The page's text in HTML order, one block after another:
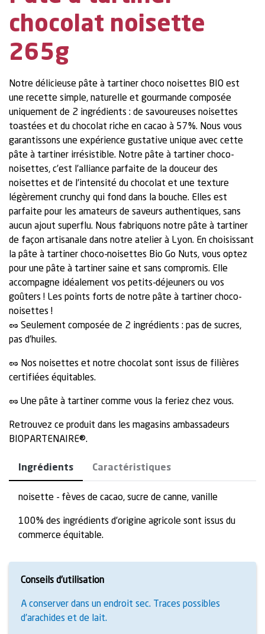
chocolat noisette
265g
Notre délicieuse pâte à tartiner choco noisettes BIO est
une recette simple, naturelle et gourmande composée
uniquement de 2 ingrédients : de savoureuses noisettes
toastées et du chocolat riche en cacao à 57%. Nous vous
garantissons une expérience gustative unique avec cette
pâte à tartiner irrésistible. Notre pâte à tartiner choco-
noisettes, c’est l’alliance parfaite de la douceur des
noisettes et de l'intensité du chocolat et une texture
légèrement crunchy qui fond dans la bouche. Elles est
parfaite pour les amateurs de saveurs authentiques, sans
aucun ajout superflu. Nous fabriquons notre pâte à tartiner
de façon artisanale dans notre atelier à Lyon. En choisissant
la pâte à tartiner choco-noisettes Bio Go Nuts, vous optez
pour une pâte à tartiner saine et sans compromis. Elle
accompagne idéalement vos petits-déjeuners ou vos
goûters ! Les points forts de notre pâte à tartiner choco-
noisettes !
🥜 Seulement composée de 2 ingrédients : pas de sucres,
pas d’huiles.
🥜 Nos noisettes et notre chocolat sont issus de filières
certifiées équitables.
🥜 Une pâte à tartiner comme vous la feriez chez vous.
Retrouvez ce produit dans les magasins ambassadeurs
BIOPARTENAIRE®.
Ingrédients Caractéristiques
noisette - fèves de cacao, sucre de canne, vanille
100% des ingrédients d’origine agricole sont issus du
commerce équitable.
Conseils d’utilisation
A conserver dans un endroit sec. Traces possibles
d’arachides et de lait.